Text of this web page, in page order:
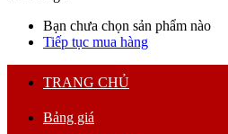
Bạn chưa chọn sản phẩm nào
Tiếp tục mua hàng
TRANG CHỦ
Bảng giá